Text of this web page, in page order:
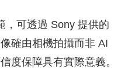
，可透過 Sony 提供的
確由相機拍攝而非 AI
度保障具有實際意義。